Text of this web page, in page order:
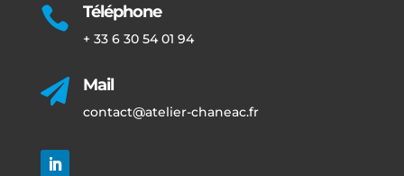
 Téléphone
+ 33 6 30 54 01 94
 Mail
contact@atelier-chaneac.fr